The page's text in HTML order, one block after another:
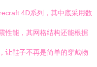
4D系列，其中底采用数
性能，其网格结构还能根据
让鞋子不再是简单的穿戴物